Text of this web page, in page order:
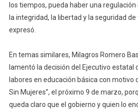
los tiempos, pueda haber una
la integridad, la libertad y la seguridad de
expresó.
En temas similares, Milagros Romero
lamentó la decisión del Ejecutivo estatal
labores en educación básica con motivo
Sin Mujeres”, el próximo 9 de marzo,
queda claro que el gobierno y quien lo